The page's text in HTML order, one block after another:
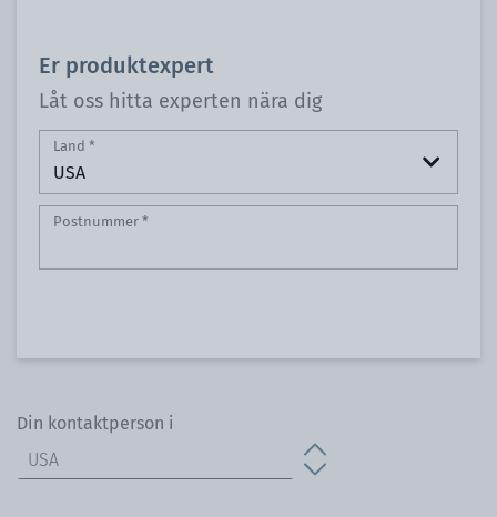
Er produktexpert
Låt oss hitta experten nära dig
Land *
Postnummer *
Din kontaktperson i